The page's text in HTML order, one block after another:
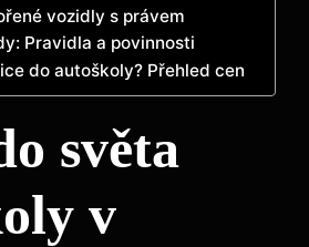
vozidly s právem
Pravidla a povinnosti
do autoškoly? Přehled cen
světa
v